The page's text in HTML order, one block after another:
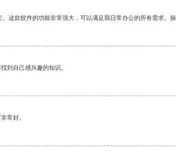
这款软件的功能非常强大，可以满足我日常办公的所有需求。
到自己感兴趣的知识。
常好。